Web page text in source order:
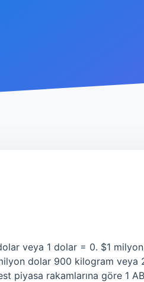
veya 1 dolar = 0. $1
dolar 900 kilogram veya
piyasa rakamlarına göre 1